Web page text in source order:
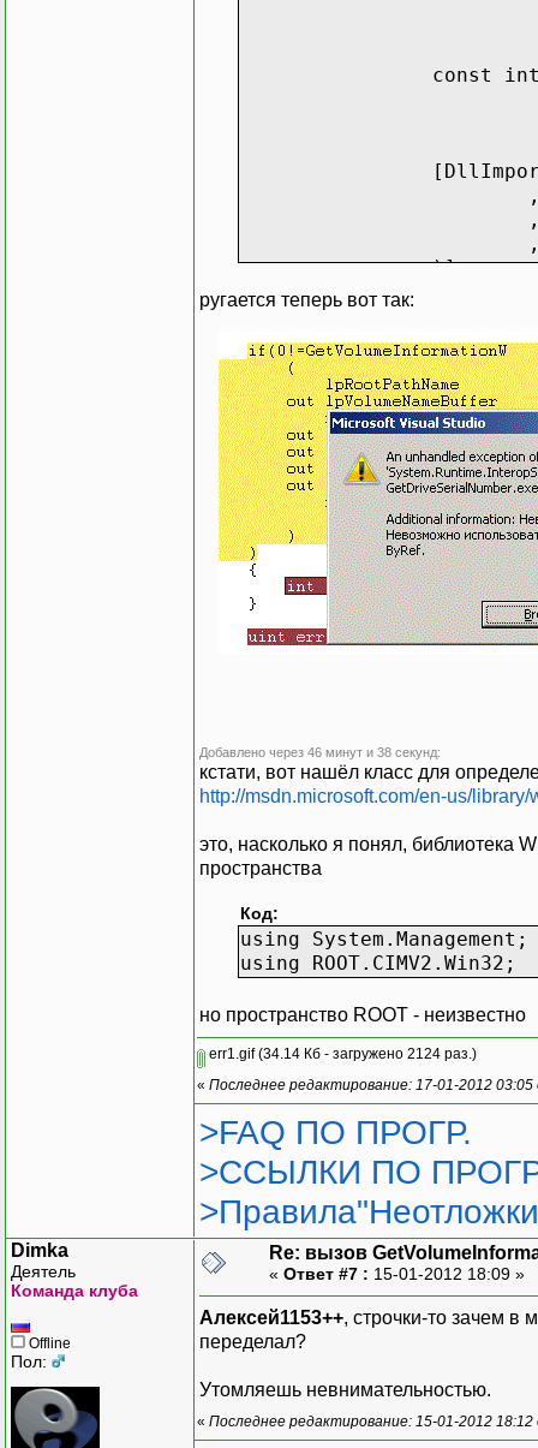
const int
)]
);
)]
(
{
ругается теперь вот так:
Добавлено через 46 минут и 38 секунд:
кстати, вот нашёл класс для
http://msdn.microsoft.com/en-us/
это, насколько я понял, библиотека
пространства
Код:
using System.Management;
using ROOT.CIMV2.Win32;
но пространство ROOT - неизвестно
err1.gif(34.14 Кб - загружено 2124 раз.)
« Последнее редактирование: 17-01-2012
>FAQ ПО ПРОГР.
>ССЫЛКИ ПО
Dimka
Деятель
Команда клуба
Offline
Пол:
Re: вызов
« Ответ #7 : 15-01-2012 18:09 »
Алексей1153++, строчки-то зачем
переделал?
Утомляешь невнимательностью.
« Последнее редактирование: 15-01-2012